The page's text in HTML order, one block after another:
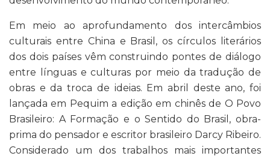
Em meio ao aprofundamento dos intercâmbios
culturais entre China e Brasil, os círculos literários
dos dois países vêm construindo pontes de diálogo
entre línguas e culturas por meio da tradução de
obras e da troca de ideias. Em abril deste ano, foi
lançada em Pequim a edição em chinês de O Povo
Brasileiro: A Formação e o Sentido do Brasil, obra-
prima do pensador e escritor brasileiro Darcy Ribeiro.
Considerado um dos trabalhos mais importantes